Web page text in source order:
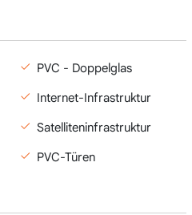
PVC - Doppelglas
Internet-Infrastruktur
Satelliteninfrastruktur
PVC-Türen